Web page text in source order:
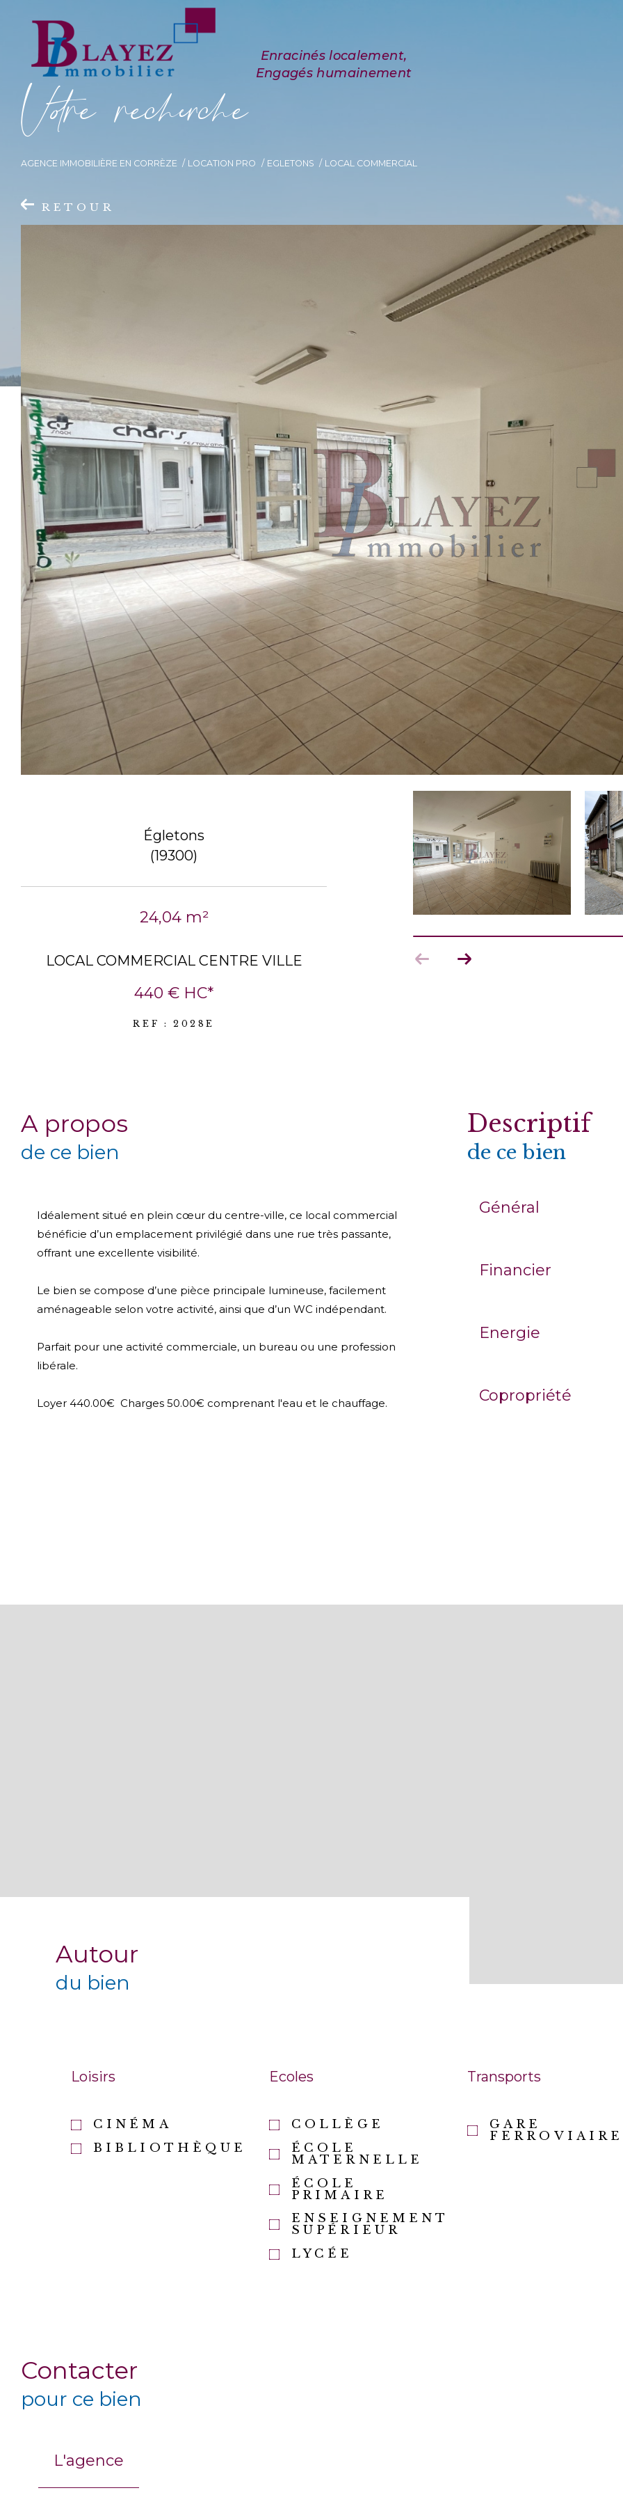
Vore recece
AGENCE IMMOBILIÈRE EN CORRÈZE LOCATION PRO EGLETONS LOCAL COMMERCIAL
RETOUR
Égletons
(19300)
24,04 m²
LOCAL COMMERCIAL CENTRE VILLE
440 € HC*
REF : 2028E
a propos
de ce bien
Idéalement situé en plein cœur du centre-ville, ce local commercial
bénéficie d’un emplacement privilégié dans une rue très passante,
offrant une excellente visibilité.
Le bien se compose d’une pièce principale lumineuse, facilement
aménageable selon votre activité, ainsi que d’un WC indépendant.
Parfait pour une activité commerciale, un bureau ou une profession
libérale.
Loyer 440.00€ Charges 50.00€ comprenant l'eau et le chauffage.
descriptif
de ce bien
Général
Financier
Energie
Copropriété
Autour
du bien
Loisirs
CINÉMA
BIBLIOTHÈQUE
Ecoles
COLLÈGE
ÉCOLE
MATERNELLE
ÉCOLE
PRIMAIRE
ENSEIGNEMENT
SUPÉRIEUR
LYCÉE
Transports
GARE
FERROVIAIRE
Contacter
pour ce bien
L'agence